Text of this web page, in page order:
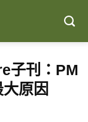
子刊：PM
原因